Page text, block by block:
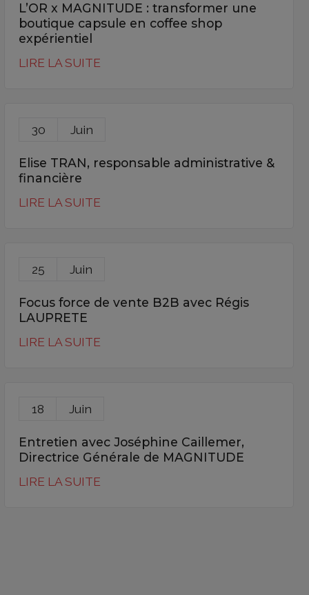
L’OR x MAGNITUDE : transformer une
boutique capsule en coffee shop
expérientiel
LIRE LA SUITE
30 Juin
Elise TRAN, responsable administrative &
financière
LIRE LA SUITE
25 Juin
Focus force de vente B2B avec Régis
LAUPRETE
LIRE LA SUITE
18 Juin
Entretien avec Joséphine Caillemer,
Directrice Générale de MAGNITUDE
LIRE LA SUITE